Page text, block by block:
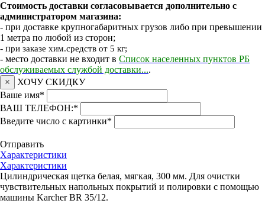
Стоимость доставки согласовывается дополнительно с
администратором магазина:
- при доставке крупногабаритных грузов либо при превышении
1 метра по любой из сторон;
- при заказе хим.средств от 5 кг;
- место доставки не входит в Список населенных пунктов РБ
обслуживаемых службой доставки....
×
ХОЧУ СКИДКУ
Ваше имя*
ВАШ ТЕЛЕФОН:*
Введите число с картинки*
Отправить
Характеристики
Характеристики
Цилиндрическая щетка белая, мягкая, 300 мм. Для очистки
чувствительных напольных покрытий и полировки с помощью
машины Karcher BR 35/12.